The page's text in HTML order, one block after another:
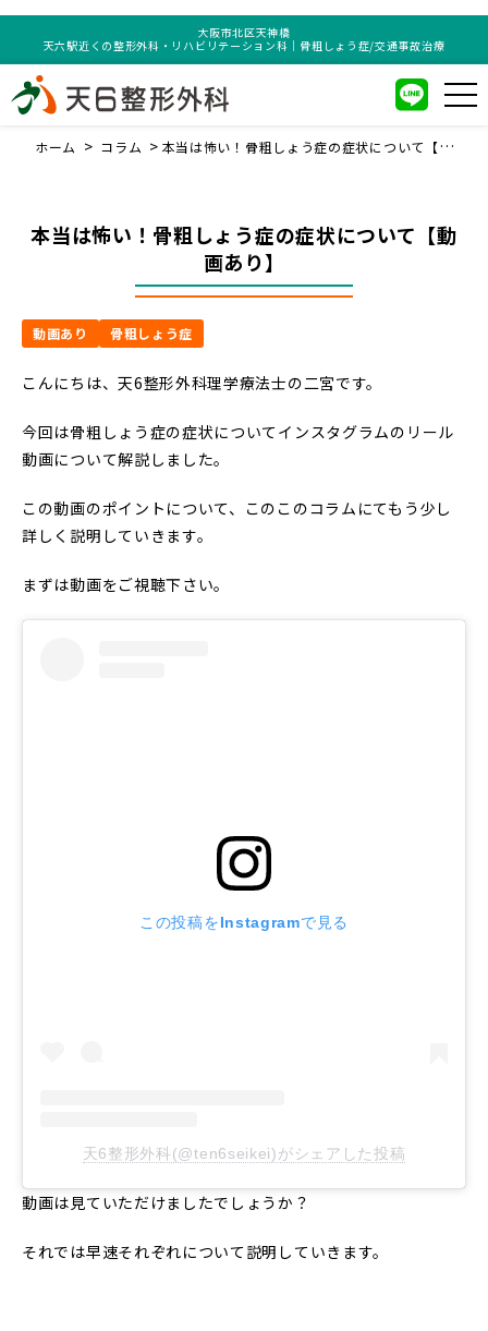
大阪市北区天神橋
天六駅近くの整形外科・リハビリテーション科｜骨粗しょう症/交通事故治療
ホーム コラム
本当は怖い！骨粗しょう症の症状について【動画
本当は怖い！骨粗しょう症の症状について【動
画あり】
動画あり 骨粗しょう症
こんにちは、天6整形外科理学療法士の二宮です。
今回は骨粗しょう症の症状についてインスタグラムのリール
動画について解説しました。
この動画のポイントについて、このこのコラムにてもう少し
詳しく説明していきます。
まずは動画をご視聴下さい。
この投稿をInstagramで見る
天6整形外科(@ten6seikei)がシェアした投稿
動画は見ていただけましたでしょうか？
それでは早速それぞれについて説明していきます。